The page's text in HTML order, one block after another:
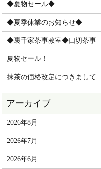
◆夏物セール◆
◆夏季休業のお知らせ◆
◆裏千家茶事教室◆口切茶事
夏物セール！
抹茶の価格改定につきまして
2026年8月
2026年7月
2026年6月